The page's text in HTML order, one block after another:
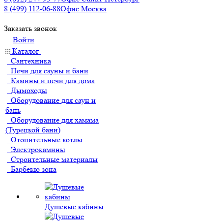
8 (499) 112-06-88Офис Москва
Заказать звонок
Войти
Каталог
Сантехника
Печи для сауны и бани
Камины и печи для дома
Дымоходы
Оборудование для саун и
бань
Оборудование для хамама
(Турецкой бани)
Отопительные котлы
Электрокамины
Строительные материалы
Барбекю зона
Душевые кабины